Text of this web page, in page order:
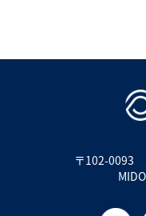
〒102-0093